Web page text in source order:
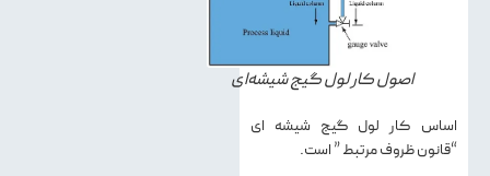
اصول کار لول گیج شیشه‌ای
اساس کار لول گیج شیشه ای
“قانون ظروف مرتبط ” است.